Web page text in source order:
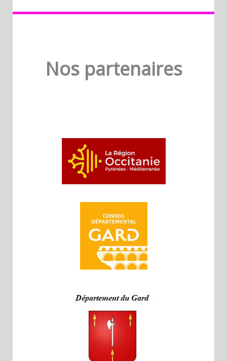
Nos partenaires